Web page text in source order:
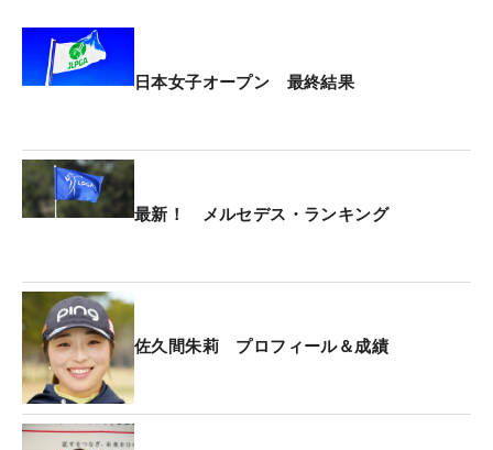
は、グリーン手前で失速しあわや池へ…という一打
になったが、優勝への執念を最後まで見せ続けた。
あって、その表情はすっきりとしている。勝者の堀
を「初日から4日間通じていいゴルフをした。琴音
さん、ナイスプレーです！」と祝福。「（70と）伸
だ。
現在メルセデス・ランキング（MR）1位に立つが、
6月末の「アース・モンダミンカップ」で今季3勝目
を挙げて以降、勝利からは見放されている。さらに
先週は予選落ち。気が付くと、2位の神谷そらをは
日本女子オープン 最終結果
最新！ メルセデス・ランキング
佐久間朱莉 プロフィール＆成績